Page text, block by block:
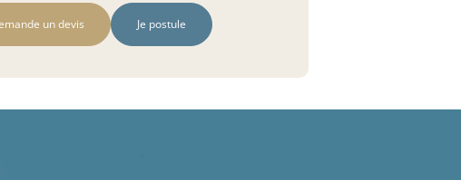
un devis Je postule